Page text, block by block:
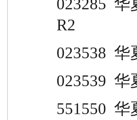
023285
R2
023538  华
023539  华
551550